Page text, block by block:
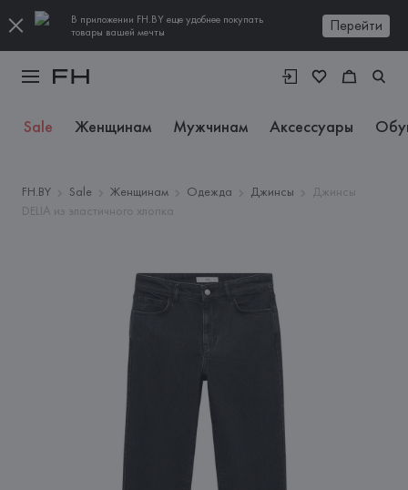
В приложении FH.BY еще удобнее покупать
товары вашей мечты
Перейти
Sale Женщинам Мужчинам Аксессуары
FH.BY Sale Женщинам Одежда Джинсы
Джинсы
DELIA из эластичного хлопка